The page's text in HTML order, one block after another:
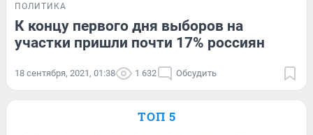
ПОЛИТИКА
К концу первого дня выборов на
участки пришли почти 17% россиян
18 сентября, 2021, 01:38 1 632 Обсудить
ТОП 5